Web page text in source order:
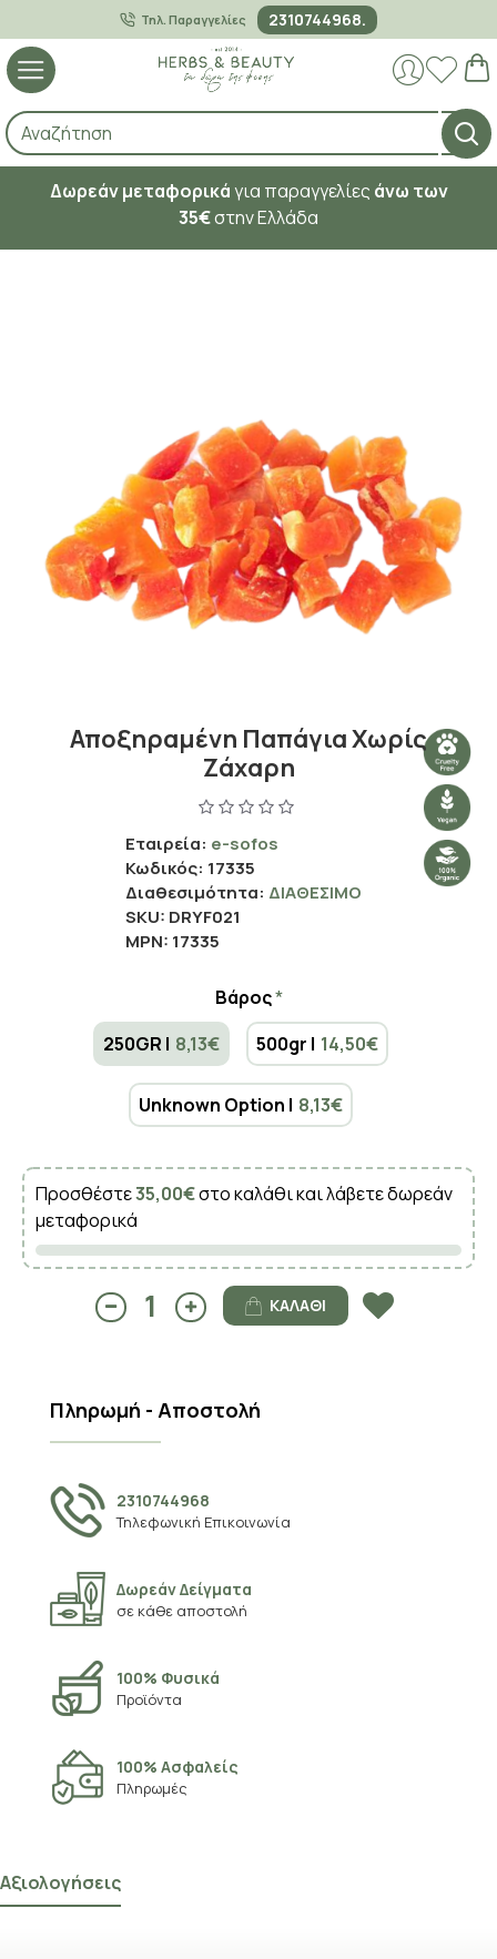
Τηλ. Παραγγελίες 2310744968.
Δωρεάν μεταφορικάγια παραγγελίες άνω των
35€στην Ελλάδα
Αποξηραμένη Παπάγια Χωρίς
Ζάχαρη
Εταιρεία: e-sofos
Κωδικός: 17335
Διαθεσιμότητα: ΔΙΑΘΈΣΙΜΟ
SKU: DRYF021
MPN: 17335
Βάρος
250GR | 8,13€ 500gr | 14,50€
Unknown Option | 8,13€
Προσθέστε35,00€στο καλάθι και λάβετε δωρεάν
μεταφορικά
ΚΑΛΆΘΙ
Πληρωμή - Αποστολή
2310744968
Τηλεφωνική Επικοινωνία
Δωρεάν Δείγματα
σε κάθε αποστολή
100% Φυσικά
Προϊόντα
100% Ασφαλείς
Πληρωμές
Αξιολογήσεις